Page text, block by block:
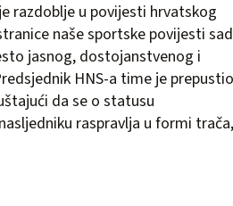
razdoblje u povijesti hrvatskog
naše sportske povijesti
jasnog, dostojanstvenog i
HNS-a time je prepustio
da se o statusu
raspravlja u formi trača,